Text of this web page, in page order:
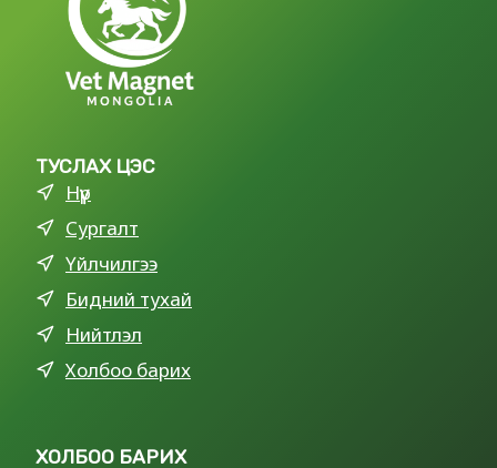
ТУСЛАХ ЦЭС
Нүүр
Сургалт
Үйлчилгээ
Бидний тухай
Нийтлэл
Холбоо барих
ХОЛБОО БАРИХ